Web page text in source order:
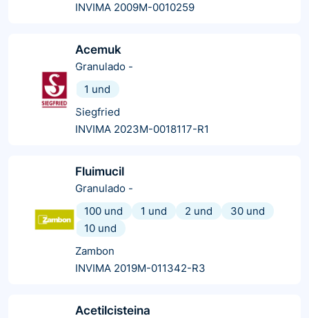
INVIMA 2009M-0010259
Acemuk
Granulado -
1 und
Siegfried
INVIMA 2023M-0018117-R1
Fluimucil
Granulado -
100 und
1 und 2 und
30 und
10 und
Zambon
INVIMA 2019M-011342-R3
Acetilcisteina